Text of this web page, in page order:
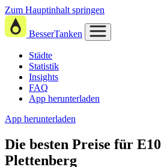
Zum Hauptinhalt springen
BesserTanken
Städte
Statistik
Insights
FAQ
App herunterladen
App herunterladen
Die besten Preise für E10
Plettenberg